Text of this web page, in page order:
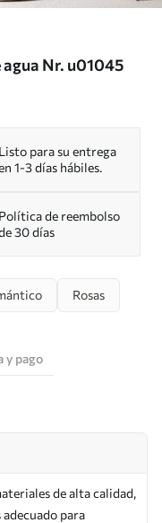
agua Nr. u01045
Listo para su entrega
1-3 días hábiles.
Política de reembolso
30 días
Rosas
y pago
de alta calidad,
adecuado para